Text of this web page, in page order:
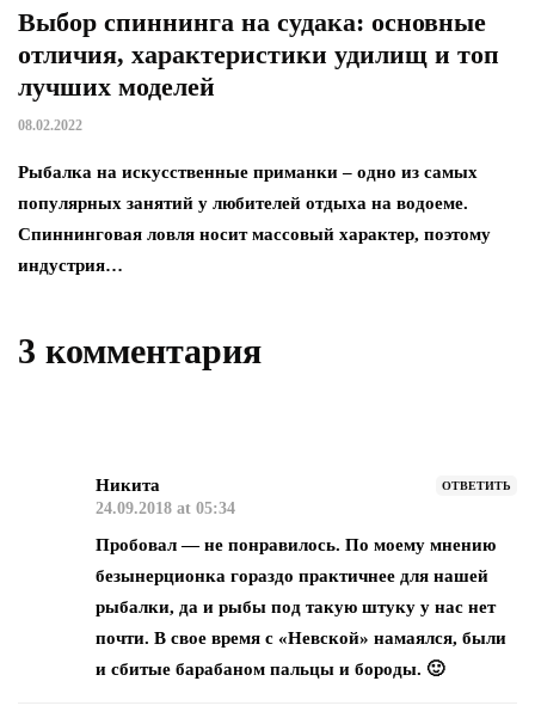
Выбор спиннинга на судака: основные
отличия, характеристики удилищ и топ
лучших моделей
08.02.2022
Рыбалка на искусственные приманки – одно из самых
популярных занятий у любителей отдыха на водоеме.
Спиннинговая ловля носит массовый характер, поэтому
индустрия…
3 комментария
ОТВЕТИТЬ
Никита
24.09.2018 at 05:34
Пробовал — не понравилось. По моему мнению
безынерционка гораздо практичнее для нашей
рыбалки, да и рыбы под такую штуку у нас нет
почти. В свое время с «Невской» намаялся, были
и сбитые барабаном пальцы и бороды. 🙂